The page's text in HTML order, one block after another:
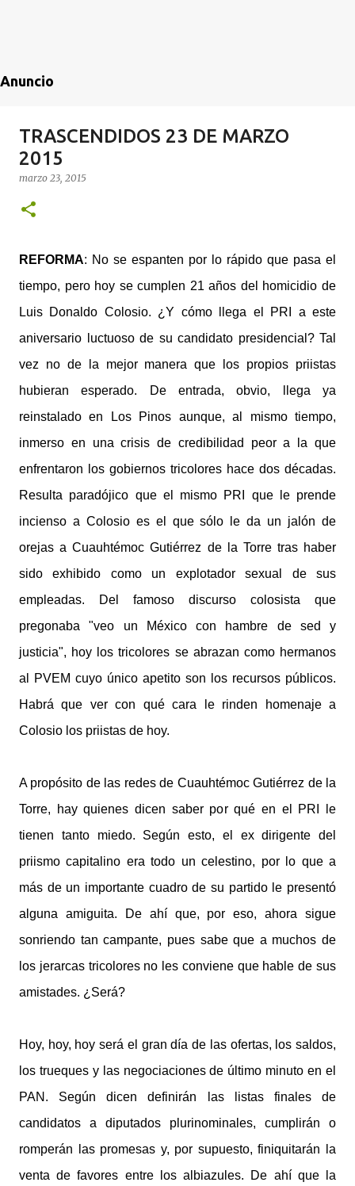
Anuncio
TRASCENDIDOS 23 DE MARZO
2015
marzo 23, 2015
REFORMA: No se espanten por lo rápido que pasa el
tiempo, pero hoy se cumplen 21 años del homicidio de
Luis Donaldo Colosio. ¿Y cómo llega el PRI a este
aniversario luctuoso de su candidato presidencial? Tal
vez no de la mejor manera que los propios priistas
hubieran esperado. De entrada, obvio, llega ya
reinstalado en Los Pinos aunque, al mismo tiempo,
inmerso en una crisis de credibilidad peor a la que
enfrentaron los gobiernos tricolores hace dos décadas.
Resulta paradójico que el mismo PRI que le prende
incienso a Colosio es el que sólo le da un jalón de
orejas a Cuauhtémoc Gutiérrez de la Torre tras haber
sido exhibido como un explotador sexual de sus
empleadas. Del famoso discurso colosista que
pregonaba "veo un México con hambre de sed y
justicia", hoy los tricolores se abrazan como hermanos
al PVEM cuyo único apetito son los recursos públicos.
Habrá que ver con qué cara le rinden homenaje a
Colosio los priistas de hoy.
A propósito de las redes de Cuauhtémoc Gutiérrez de la
Torre, hay quienes dicen saber por qué en el PRI le
tienen tanto miedo. Según esto, el ex dirigente del
priismo capitalino era todo un celestino, por lo que a
más de un importante cuadro de su partido le presentó
alguna amiguita. De ahí que, por eso, ahora sigue
sonriendo tan campante, pues sabe que a muchos de
los jerarcas tricolores no les conviene que hable de sus
amistades. ¿Será?
Hoy, hoy, hoy será el gran día de las ofertas, los saldos,
los trueques y las negociaciones de último minuto en el
PAN. Según dicen definirán las listas finales de
candidatos a diputados plurinominales, cumplirán o
romperán las promesas y, por supuesto, finiquitarán la
venta de favores entre los albiazules. De ahí que la